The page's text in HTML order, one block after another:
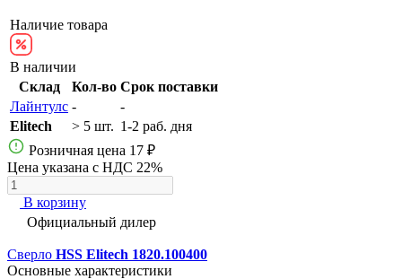
Наличие товара
В наличии
Склад
Кол-во Срок поставки
Лайнтулс -
-
Elitech
> 5 шт. 1-2 раб. дня
Розничная цена 17 ₽
Цена указана с НДС 22%
В корзину
Официальный дилер
Сверло HSS Elitech 1820.100400
Основные характеристики